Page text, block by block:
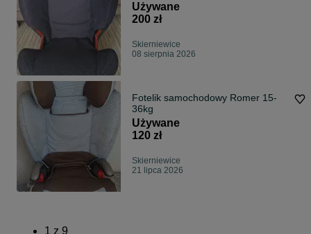
Używane
200 zł
Skierniewice
08 sierpnia 2026
Fotelik samochodowy Romer 15-
36kg
Używane
120 zł
Skierniewice
21 lipca 2026
1 z 9